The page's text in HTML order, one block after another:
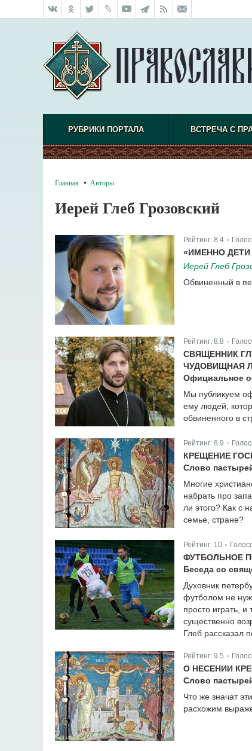
РУБРИКИ ПОРТАЛА ВСТРЕЧА С
Главная Авторы
Иерей Глеб Грозовский
Рейтинг: 8.4
«ИМЕННО
Иерей Глеб
Обвиненный в
Рейтинг: 8.8
СВЯЩЕННИК
ЧУДОВИЩНАЯ
Официальное
Мы публикуем
ему людей,
обвиненного в
Рейтинг: 8.9
КРЕЩЕНИЕ
Слово
Многие
набрать про
ли этого? Как с
семье, стране?
Рейтинг: 10
ФУТБОЛЬНОЕ
Беседа со
Духовник
футболом не
просто играть, и
существенно
Глеб рассказал
Рейтинг: 9.5
О НЕСЕНИИ
Слово
Что же значат
расхожим